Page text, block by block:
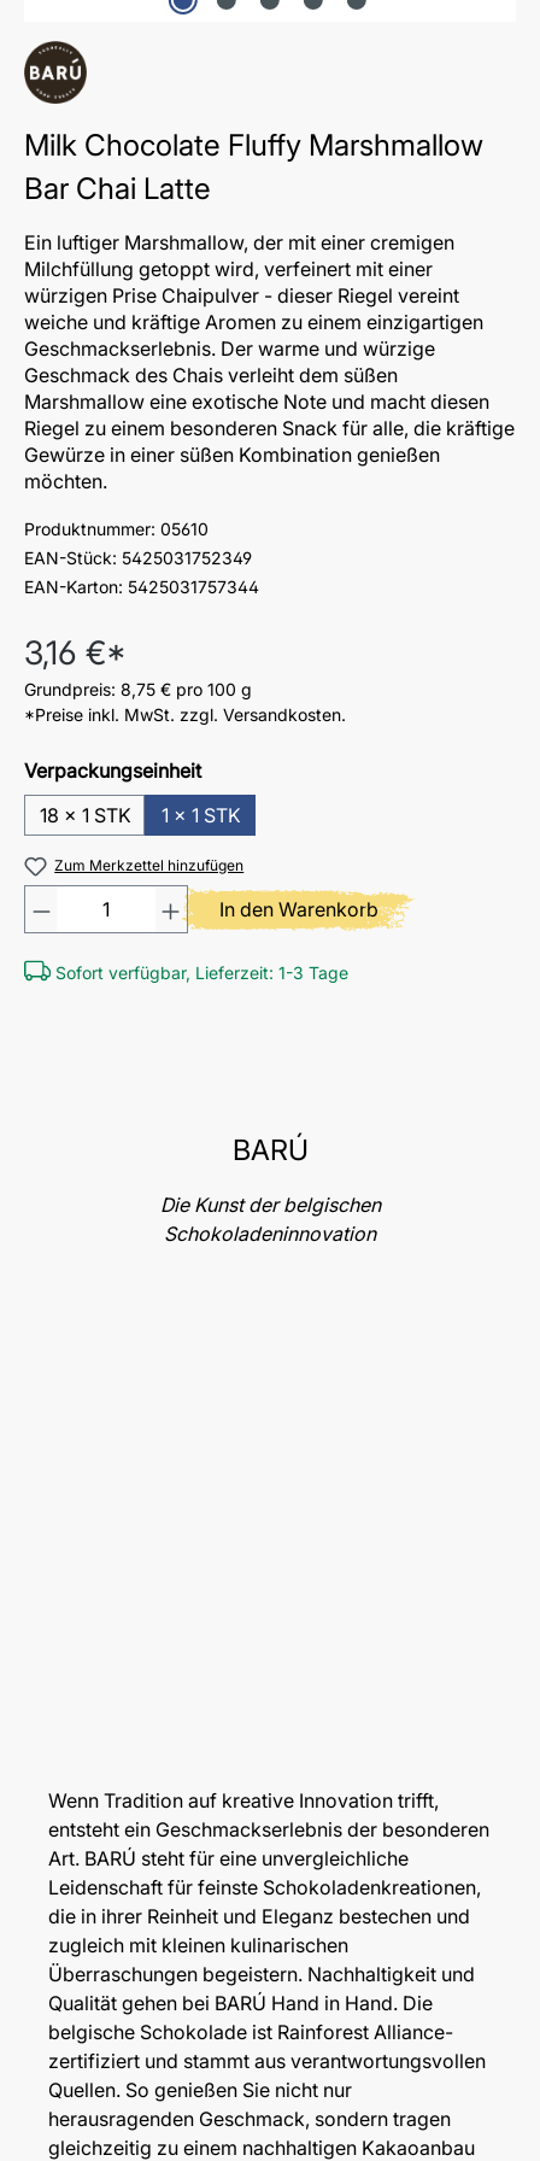
Milk Chocolate Fluffy Marshmallow
Bar Chai Latte
Ein luftiger Marshmallow, der mit einer cremigen
Milchfüllung getoppt wird, verfeinert mit einer
würzigen Prise Chaipulver - dieser Riegel vereint
weiche und kräftige Aromen zu einem einzigartigen
Geschmackserlebnis. Der warme und würzige
Geschmack des Chais verleiht dem süßen
Marshmallow eine exotische Note und macht diesen
Riegel zu einem besonderen Snack für alle, die kräftige
Gewürze in einer süßen Kombination genießen
möchten.
Produktnummer: 05610
EAN-Stück: 5425031752349
EAN-Karton: 5425031757344
Regulärer Preis:
3,16 €*
Grundpreis: 8,75 € pro 100 g
*Preise inkl. MwSt. zzgl. Versandkosten.
Verpackungseinheit
18 x 1 STK
1 x 1 STK
Zum Merkzettel hinzufügen
Produkt Anzahl: Gib den
In den Warenkorb
Sofort verfügbar, Lieferzeit: 1-3 Tage
BARÚ
Die Kunst der belgischen
Schokoladeninnovation
Wenn Tradition auf kreative Innovation trifft,
entsteht ein Geschmackserlebnis der besonderen
Art. BARÚ steht für eine unvergleichliche
Leidenschaft für feinste Schokoladenkreationen,
die in ihrer Reinheit und Eleganz bestechen und
zugleich mit kleinen kulinarischen
Überraschungen begeistern. Nachhaltigkeit und
Qualität gehen bei BARÚ Hand in Hand. Die
belgische Schokolade ist Rainforest Alliance-
zertifiziert und stammt aus verantwortungsvollen
Quellen. So genießen Sie nicht nur
herausragenden Geschmack, sondern tragen
gleichzeitig zu einem nachhaltigen Kakaoanbau